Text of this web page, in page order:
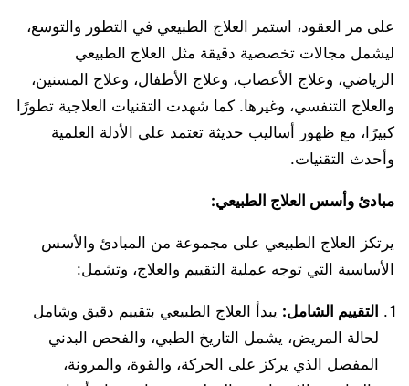
على مر العقود، استمر العلاج الطبيعي في التطور والتوسع،
ليشمل مجالات تخصصية دقيقة مثل العلاج الطبيعي
الرياضي، وعلاج الأعصاب، وعلاج الأطفال، وعلاج المسنين،
والعلاج التنفسي، وغيرها. كما شهدت التقنيات العلاجية تطورًا
كبيرًا، مع ظهور أساليب حديثة تعتمد على الأدلة العلمية
وأحدث التقنيات.
مبادئ وأسس العلاج الطبيعي:
يرتكز العلاج الطبيعي على مجموعة من المبادئ والأسس
الأساسية التي توجه عملية التقييم والعلاج، وتشمل:
التقييم الشامل: يبدأ العلاج الطبيعي بتقييم دقيق وشامل
لحالة المريض، يشمل التاريخ الطبي، والفحص البدني
المفصل الذي يركز على الحركة، والقوة، والمرونة،